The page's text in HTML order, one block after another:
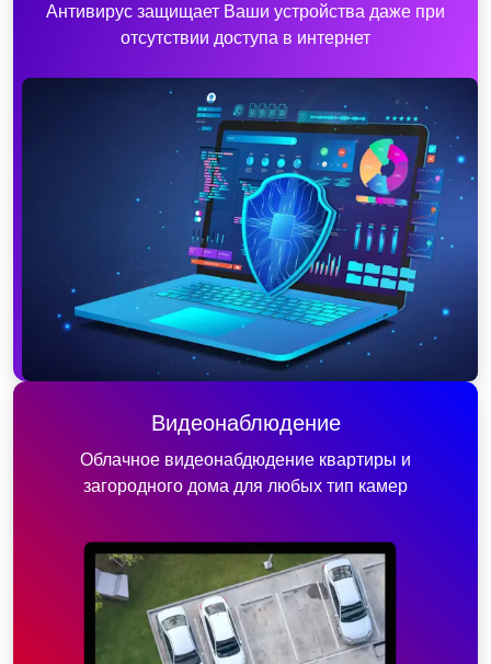
Антивирус защищает Ваши устройства даже при
отсутствии доступа в интернет
Видеонаблюдение
Облачное видеонабдюдение квартиры и
загородного дома для любых тип камер